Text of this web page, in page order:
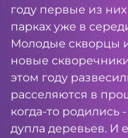
году первые из
парках уже в
Молодые скворцы
новые
этом году
расселяются в
когда-то родились
дупла деревьев. И